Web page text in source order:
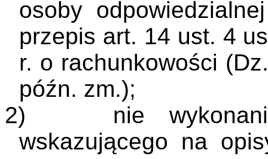
osoby
przepis art. 14 ust. 4
r. o rachunkowości
późn. zm.);
2)
nie
wskazującego na